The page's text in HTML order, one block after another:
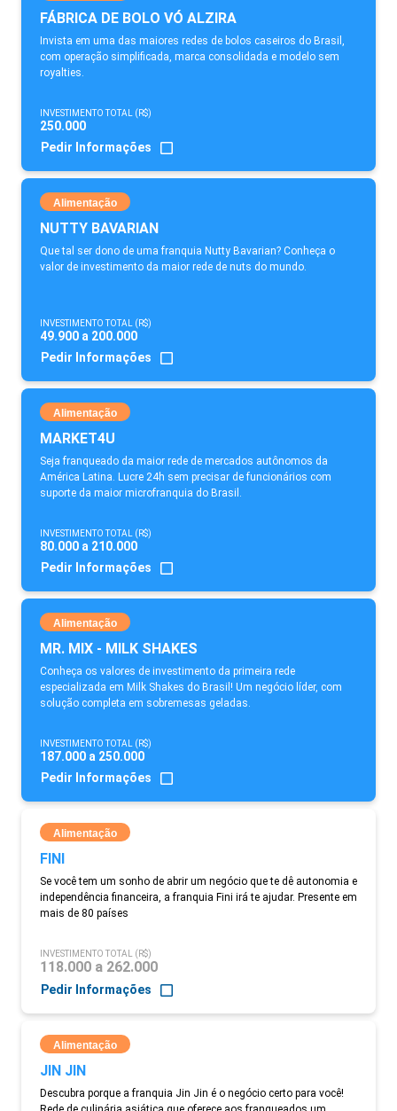
FÁBRICA DE BOLO VÓ ALZIRA
Invista em uma das maiores redes de bolos caseiros do Brasil,
com operação simplificada, marca consolidada e modelo sem
royalties.
INVESTIMENTO TOTAL (R$)
250.000
Pedir Informações
Alimentação
NUTTY BAVARIAN
Que tal ser dono de uma franquia Nutty Bavarian? Conheça o
valor de investimento da maior rede de nuts do mundo.
INVESTIMENTO TOTAL (R$)
49.900 a 200.000
Pedir Informações
Alimentação
MARKET4U
Seja franqueado da maior rede de mercados autônomos da
América Latina. Lucre 24h sem precisar de funcionários com
suporte da maior microfranquia do Brasil.
INVESTIMENTO TOTAL (R$)
80.000 a 210.000
Pedir Informações
Alimentação
MR. MIX - MILK SHAKES
Conheça os valores de investimento da primeira rede
especializada em Milk Shakes do Brasil! Um negócio líder, com
solução completa em sobremesas geladas.
INVESTIMENTO TOTAL (R$)
187.000 a 250.000
Pedir Informações
Alimentação
FINI
Se você tem um sonho de abrir um negócio que te dê autonomia e
independência financeira, a franquia Fini irá te ajudar. Presente em
mais de 80 países
INVESTIMENTO TOTAL (R$)
118.000 a 262.000
Pedir Informações
Alimentação
JIN JIN
Descubra porque a franquia Jin Jin é o negócio certo para você!